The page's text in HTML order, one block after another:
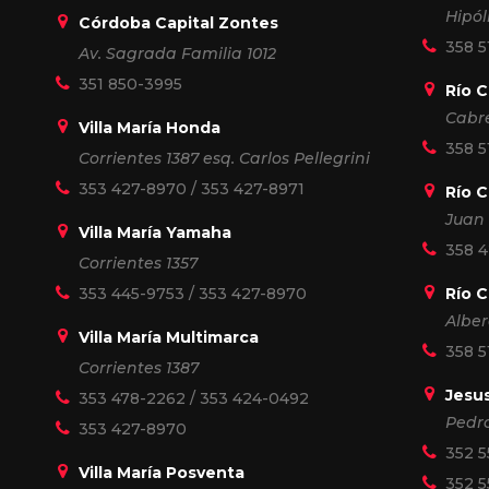
Córdoba Capital Zontes
Av. Sagrada Familia 1012
351 850-3995
Villa María Honda
Corrientes 1387 esq. Carlos Pellegrini
353 427-8970 / 353 427-8971
Villa María Yamaha
Corrientes 1357
353 445-9753 / 353 427-8970
Villa María Multimarca
Corrientes 1387
353 478-2262 / 353 424-0492
353 427-8970
Villa María Posventa
358
Río
358
Río
Juan
358
Río
358
352
352